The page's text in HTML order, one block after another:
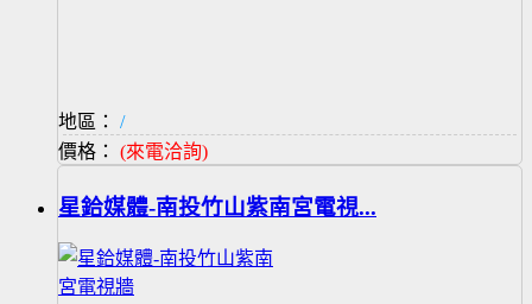
地區：
/
價格： (來電洽詢)
星鉿媒體-南投竹山紫南宮電視...